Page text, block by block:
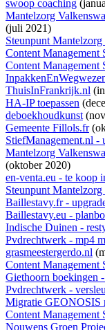
swoop coaching
Mantelzorg
(juli 2021)
Steunpunt
Content Management
Content Management
ThuisInFrankrijk.nl (
HA-IP toepassen
deboekhoudkunst
Gemeente Fillols.fr
StiefManagement.nl -
Mantelzorg
(oktober 2020)
en-venta.eu - te koop
Steunpunt
Baillestavy.fr -
Baillestavy.eu -
Indische Duinen -
Pvdrechtwerk - mp4
grasmeestergerdo.nl
Content Management
Giethoorn boekingen
Pvdrechtwerk -
Migratie GEONOSIS
Content Management
Nouwens Groen